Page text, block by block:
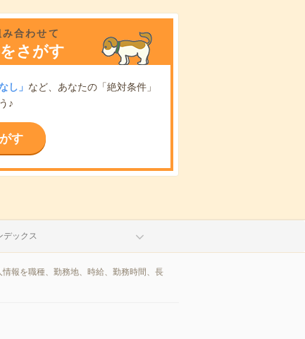
合わせて
さがす
し」 など、あなたの「絶対条件」
♪
す
デックス
報を職種、勤務地、時給、勤務時間、長